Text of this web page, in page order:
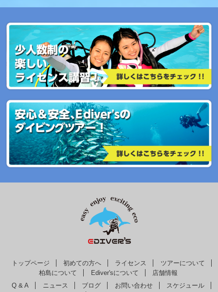
トップページ 初めての方へ ライセンス
ツアーについて
柏島について
Ediver'sについて
店舗情報
Q & A
ニュース ブログ お問い合わせ
スケジュール